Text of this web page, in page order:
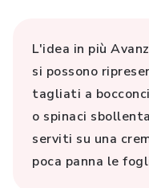
L'idea in più
si possono
tagliati a
o spinaci
serviti su una
poca panna le